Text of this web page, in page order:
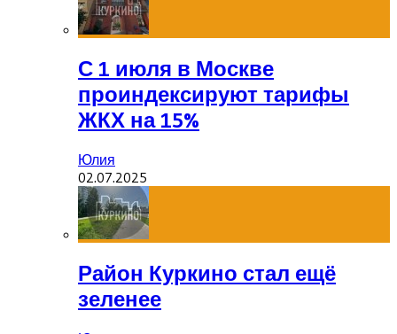
С 1 июля в Москве
проиндексируют тарифы
ЖКХ на 15%
Юлия
02.07.2025
Район Куркино стал ещё
зеленее